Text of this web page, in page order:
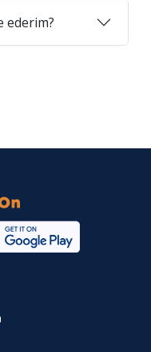
ederim?